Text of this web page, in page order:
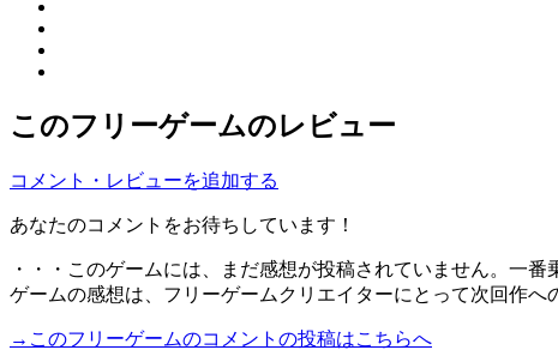
このフリーゲームのレビュー
コメント・レビューを追加する
あなたのコメントをお待ちしています！
・・・このゲームには、まだ感想が投稿されていません。一番
ゲームの感想は、フリーゲームクリエイターにとって次回作へ
→このフリーゲームのコメントの投稿はこちらへ